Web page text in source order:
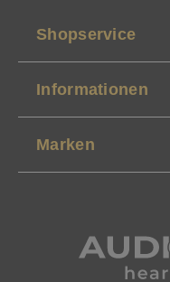
Shopservice
Informationen
Marken